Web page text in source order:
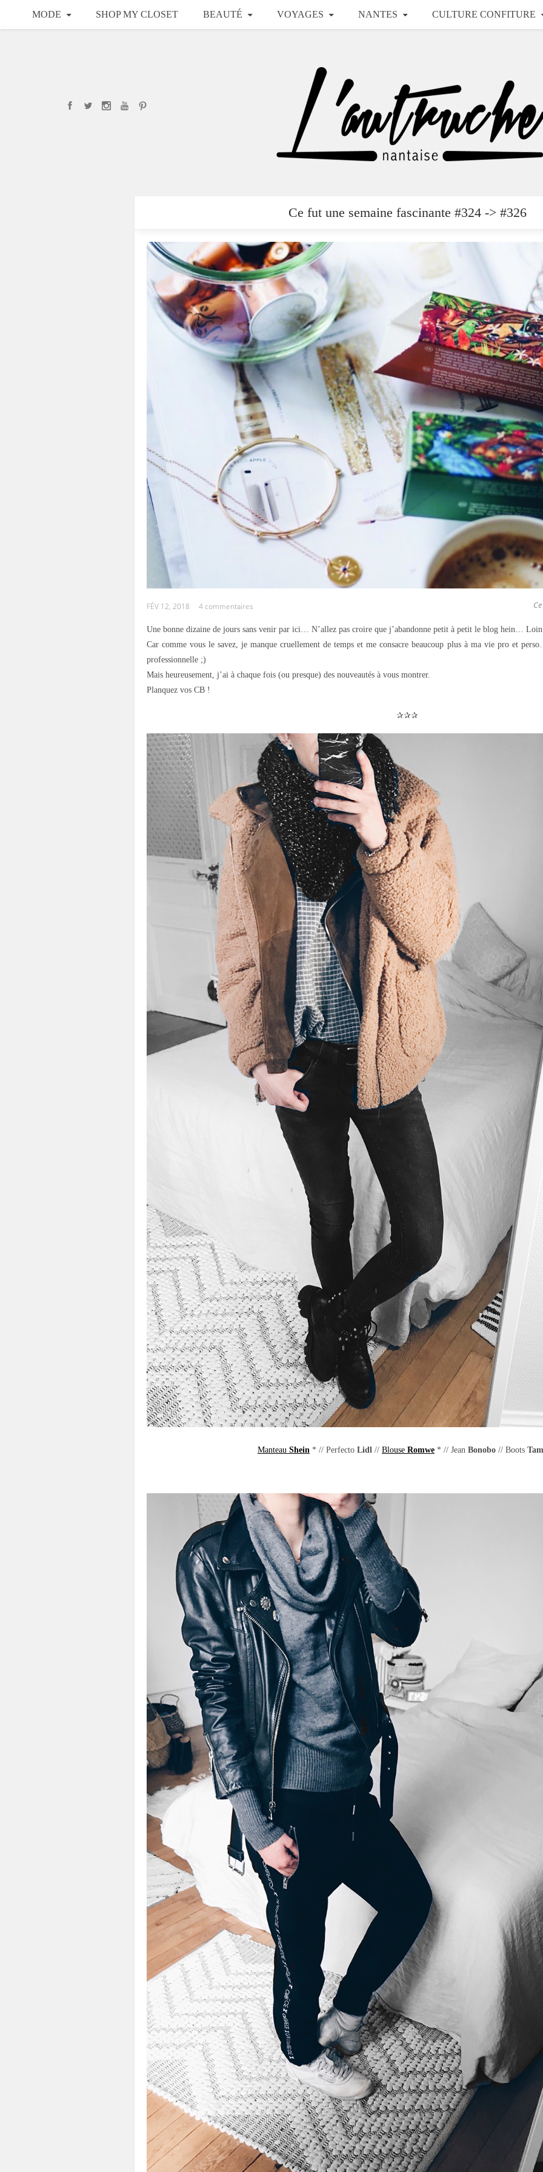
MODE SHOP MY CLOSET BEAUTÉ VOYAGES NANTES CULTURE CONFITURE
Ce fut une semaine fascinante #324 -> #326
FÉV 12, 2018 4 commentaires
Une bonne dizaine de jours sans venir par ici… N’allez pas croire que j’abandonne petit à petit le blog hein…
Car comme vous le savez, je manque cruellement de temps et me consacre beaucoup plus à ma vie pro et
professionnelle ;)
Mais heureusement, j’ai à chaque fois (ou presque) des nouveautés à vous montrer.
Planquez vos CB !
✰✰✰
Manteau Shein * // Perfecto Lidl // Blouse Romwe * // Jean Bonobo // Boots